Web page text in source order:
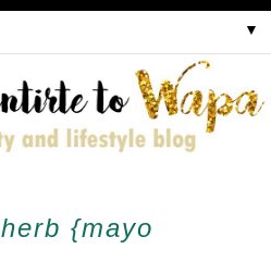
▼
{mayo